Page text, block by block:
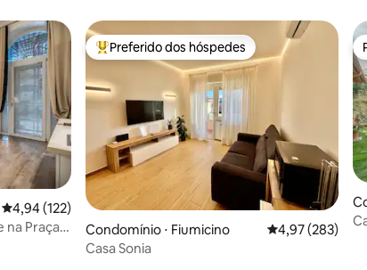
4,94 de uma avaliação média de 5, 122 avaliações
4,94 (122)
na Praça
Entre os melhores preferidos dos hóspedes
Preferido dos hóspedes
Condomínio ⋅ Fiumicino 4,97 de uma
4,97 (283)
Casa Sonia